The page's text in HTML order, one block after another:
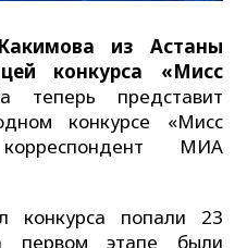
из Астаны
конкурса «Мисс
теперь представит
конкурсе «Мисс
МИА
попали 23
этапе были